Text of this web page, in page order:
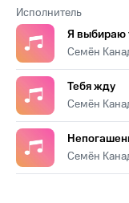
Исполнитель
Я выбираю
Семён
Тебя жду
Семён
Семён